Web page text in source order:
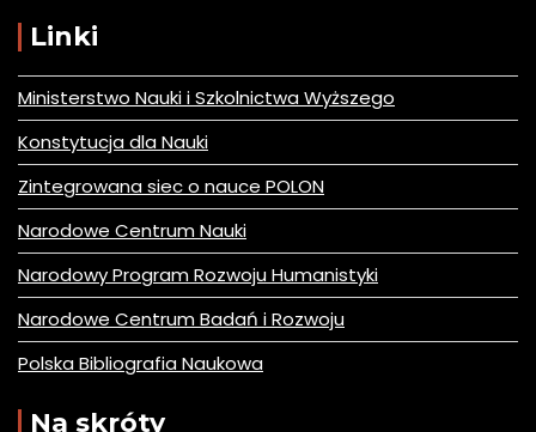
Linki
Ministerstwo Nauki i Szkolnictwa Wyższego
Konstytucja dla Nauki
Zintegrowana siec o nauce POLON
Narodowe Centrum Nauki
Narodowy Program Rozwoju Humanistyki
Narodowe Centrum Badań i Rozwoju
Polska Bibliografia Naukowa
Na skróty